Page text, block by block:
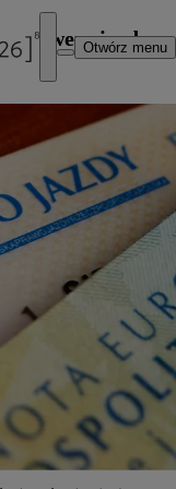
Otwórz menu
prawem jazdy